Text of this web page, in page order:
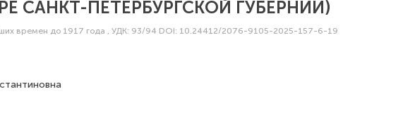
САНКТ-ПЕТЕРБУРГСКОЙ ГУБЕРНИИ)
времен до 1917 года , УДК: 93/94 DOI: 10.24412/2076-9105-2025-157-6-19